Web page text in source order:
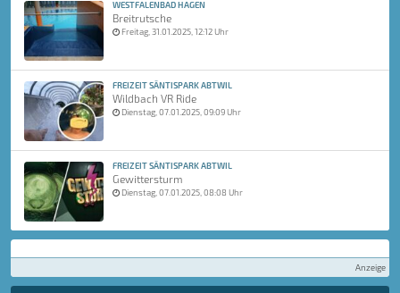
WESTFALENBAD HAGEN
Breitrutsche
Freitag, 31.01.2025, 12:12 Uhr
FREIZEIT SÄNTISPARK ABTWIL
Wildbach VR Ride
Dienstag, 07.01.2025, 09:09 Uhr
FREIZEIT SÄNTISPARK ABTWIL
Gewittersturm
Dienstag, 07.01.2025, 08:08 Uhr
Anzeige